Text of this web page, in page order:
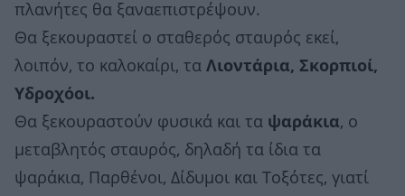
πλανήτες θα ξαναεπιστρέψουν.
Θα ξεκουραστεί ο σταθερός σταυρός εκεί,
λοιπόν, το καλοκαίρι, τα Λιοντάρια, Σκορπιοί,
Υδροχόοι.
Θα ξεκουραστούν φυσικά και τα ψαράκια, ο
μεταβλητός σταυρός, δηλαδή τα ίδια τα
ψαράκια, Παρθένοι, Δίδυμοι και Τοξότες, γιατί